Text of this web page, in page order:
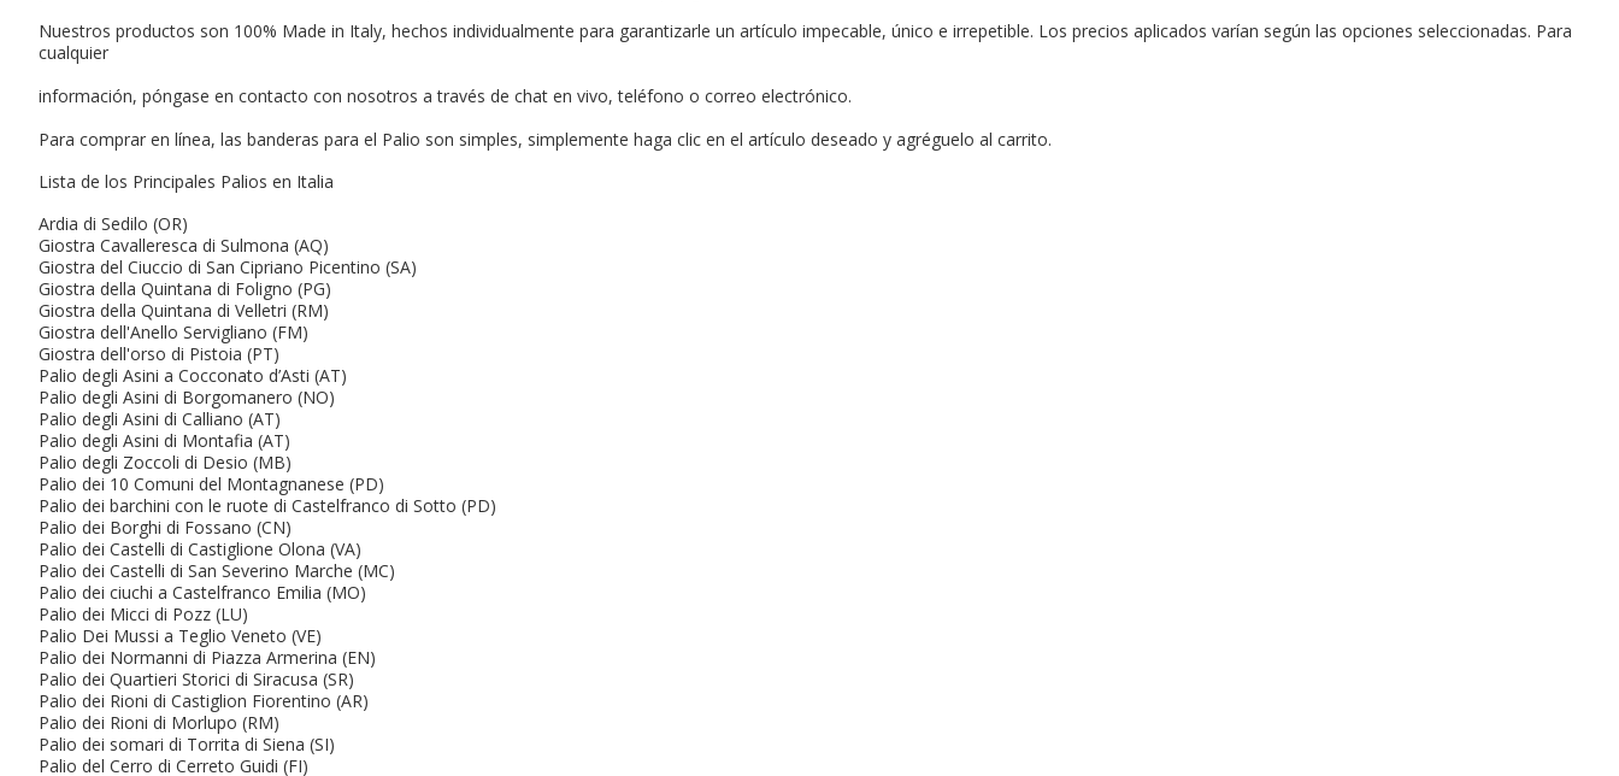
Nuestros productos son 100% Made in Italy, hechos individualmente para garantizarle un artículo impecable, único e irrepetible. Los precios aplicados varían según las opciones seleccionadas. Para
cualquier
información, póngase en contacto con nosotros a través de chat en vivo, teléfono o correo electrónico.
Para comprar en línea, las banderas para el Palio son simples, simplemente haga clic en el artículo deseado y agréguelo al carrito.
Lista de los Principales Palios en Italia
Ardia di Sedilo (OR)
Giostra Cavalleresca di Sulmona (AQ)
Giostra del Ciuccio di San Cipriano Picentino (SA)
Giostra della Quintana di Foligno (PG)
Giostra della Quintana di Velletri (RM)
Giostra dell'Anello Servigliano (FM)
Giostra dell'orso di Pistoia (PT)
Palio degli Asini a Cocconato d’Asti (AT)
Palio degli Asini di Borgomanero (NO)
Palio degli Asini di Calliano (AT)
Palio degli Asini di Montafia (AT)
Palio degli Zoccoli di Desio (MB)
Palio dei 10 Comuni del Montagnanese (PD)
Palio dei barchini con le ruote di Castelfranco di Sotto (PD)
Palio dei Borghi di Fossano (CN)
Palio dei Castelli di Castiglione Olona (VA)
Palio dei Castelli di San Severino Marche (MC)
Palio dei ciuchi a Castelfranco Emilia (MO)
Palio dei Micci di Pozz (LU)
Palio Dei Mussi a Teglio Veneto (VE)
Palio dei Normanni di Piazza Armerina (EN)
Palio dei Quartieri Storici di Siracusa (SR)
Palio dei Rioni di Castiglion Fiorentino (AR)
Palio dei Rioni di Morlupo (RM)
Palio dei somari di Torrita di Siena (SI)
Palio del Cerro di Cerreto Guidi (FI)